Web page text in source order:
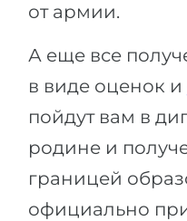
от армии.
А еще все
в виде оценок и
пойдут вам в
родине и
границей
официально